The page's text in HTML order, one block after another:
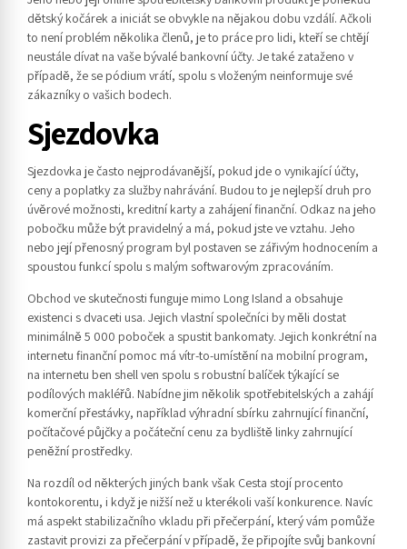
dětský kočárek a iniciát se obvykle na nějakou dobu vzdálí. Ačkoli
to není problém několika členů, je to práce pro lidi, kteří se chtějí
neustále dívat na vaše bývalé bankovní účty. Je také zataženo v
případě, že se pódium vrátí, spolu s vloženým neinformuje své
zákazníky o vašich bodech.
Sjezdovka
Sjezdovka je často nejprodávanější, pokud jde o vynikající účty,
ceny a poplatky za služby nahrávání. Budou to je nejlepší druh pro
úvěrové možnosti, kreditní karty a zahájení finanční. Odkaz na jeho
pobočku může být pravidelný a má, pokud jste ve vztahu. Jeho
nebo její přenosný program byl postaven se zářivým hodnocením a
spoustou funkcí spolu s malým softwarovým zpracováním.
Obchod ve skutečnosti funguje mimo Long Island a obsahuje
existenci s dvaceti usa. Jejich vlastní společníci by měli dostat
minimálně 5 000 poboček a spustit bankomaty. Jejich konkrétní na
internetu finanční pomoc má vítr-to-umístění na mobilní program,
na internetu ben shell ven spolu s robustní balíček týkající se
podílových makléřů. Nabídne jim několik spotřebitelských a zahájí
komerční přestávky, například výhradní sbírku zahrnující finanční,
počítačové půjčky a počáteční cenu za bydliště linky zahrnující
peněžní prostředky.
Na rozdíl od některých jiných bank však Cesta stojí procento
kontokorentu, i když je nižší než u kterékoli vaší konkurence. Navíc
má aspekt stabilizačního vkladu při přečerpání, který vám pomůže
zastavit provizi za přečerpání v případě, že připojíte svůj bankovní